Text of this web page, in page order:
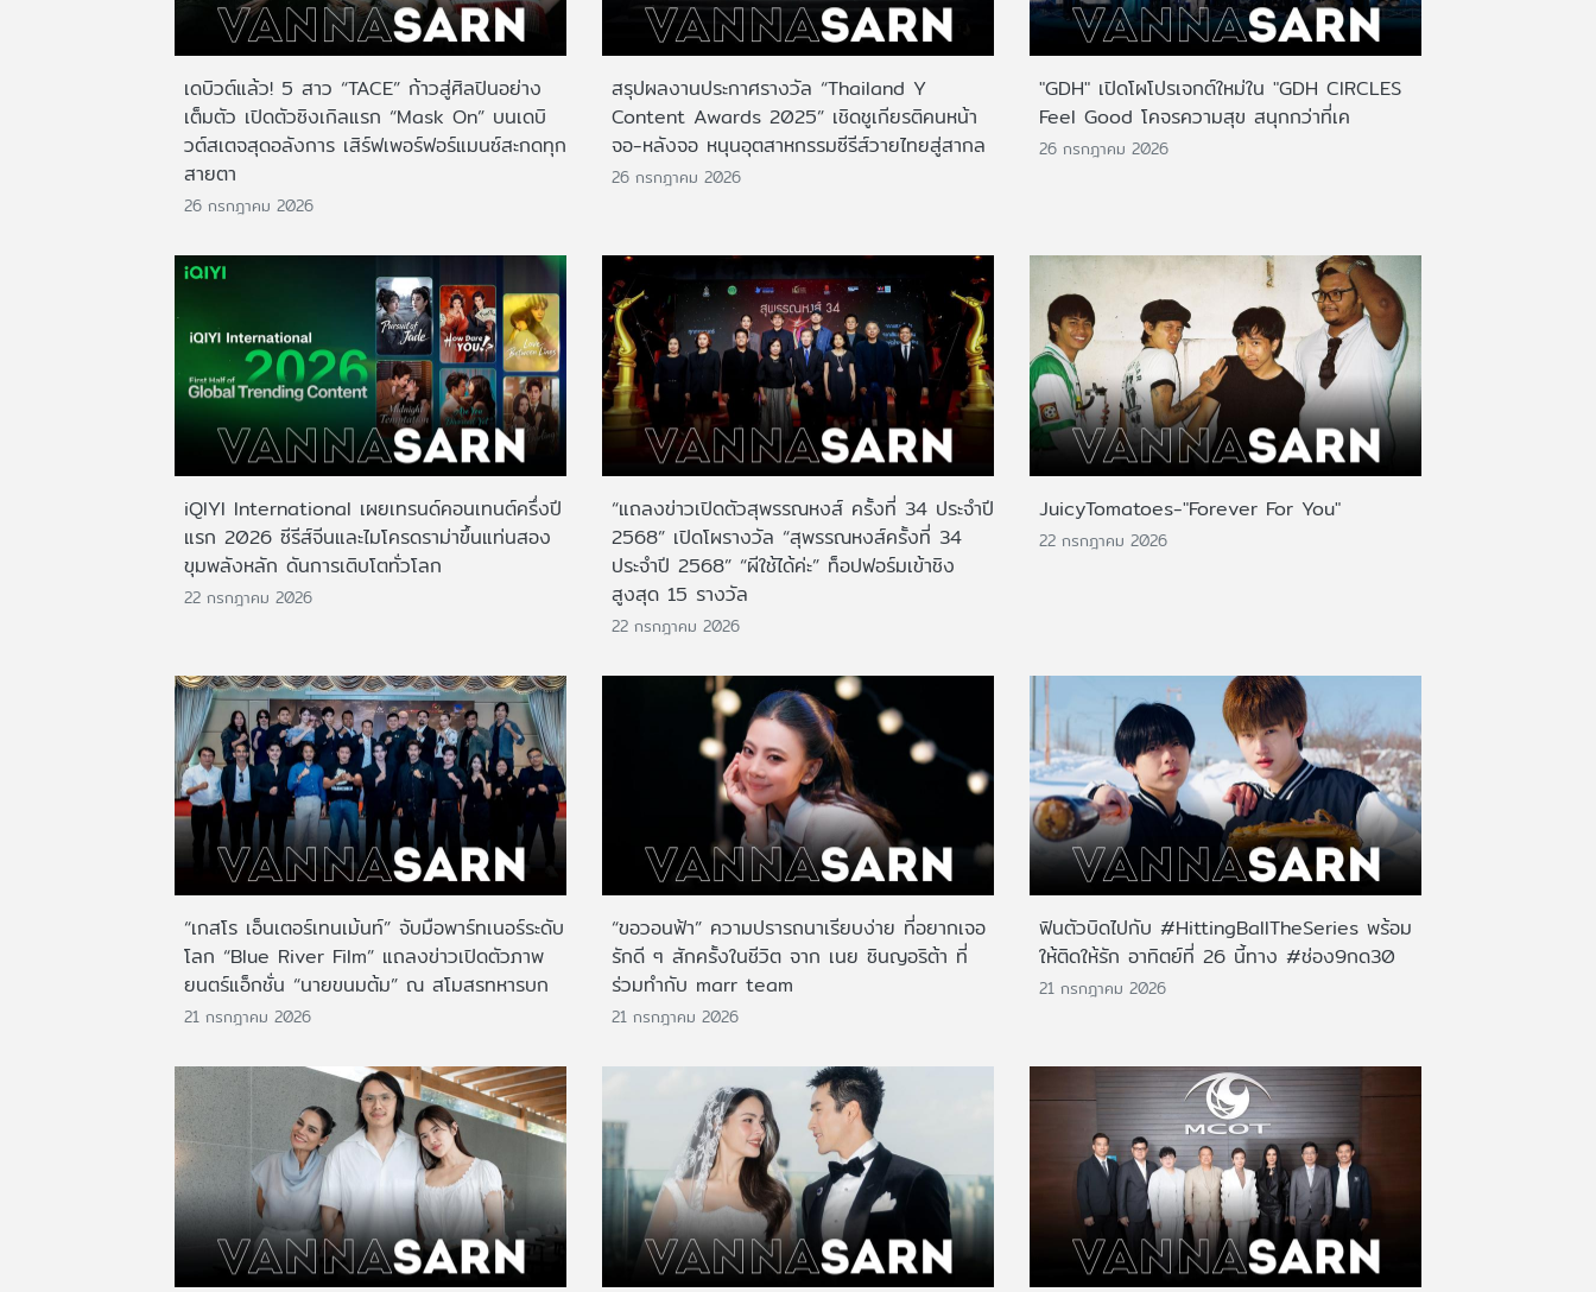
เดบิวต์แล้ว! 5 สาว “TACE” ก้าวสู่ศิลปินอย่าง
เต็มตัว เปิดตัวซิงเกิลแรก “Mask On” บนเดบิ
วต์สเตจสุดอลังการ เสิร์ฟเพอร์ฟอร์แมนซ์สะกดทุก
สายตา
26 กรกฎาคม 2026
สรุปผลงานประกาศรางวัล “Thailand Y
Content Awards 2025” เชิดชูเกียรติคนหน้า
จอ-หลังจอ หนุนอุตสาหกรรมซีรีส์วายไทยสู่สากล
26 กรกฎาคม 2026
"GDH" เปิดโผโปรเจกต์ใหม่ใน "GDH CIRCLES
Feel Good โคจรความสุข สนุกกว่าที่เค
26 กรกฎาคม 2026
iQIYI International เผยเทรนด์คอนเทนต์ครึ่งปี
แรก 2026 ซีรีส์จีนและไมโครดราม่าขึ้นแท่นสอง
ขุมพลังหลัก ดันการเติบโตทั่วโลก
22 กรกฎาคม 2026
“แถลงข่าวเปิดตัวสุพรรณหงส์ ครั้งที่ 34 ประจำปี
2568” เปิดโผรางวัล “สุพรรณหงส์ครั้งที่ 34
ประจำปี 2568” “ผีใช้ได้ค่ะ” ท็อปฟอร์มเข้าชิง
สูงสุด 15 รางวัล
22 กรกฎาคม 2026
JuicyTomatoes-"Forever For You"
22 กรกฎาคม 2026
“เกสโร เอ็นเตอร์เทนเม้นท์” จับมือพาร์ทเนอร์ระดับ
โลก “Blue River Film” แถลงข่าวเปิดตัวภาพ
ยนตร์แอ็กชั่น “นายขนมต้ม” ณ สโมสรทหารบก
21 กรกฎาคม 2026
“ขอวอนฟ้า” ความปรารถนาเรียบง่าย ที่อยากเจอ
รักดี ๆ สักครั้งในชีวิต จาก เนย ซินญอริต้า ที่
ร่วมทำกับ marr team
21 กรกฎาคม 2026
ฟินตัวบิดไปกับ #HittingBallTheSeries พร้อม
ให้ติดให้รัก อาทิตย์ที่ 26 นี้ทาง #ช่อง9กด30
21 กรกฎาคม 2026